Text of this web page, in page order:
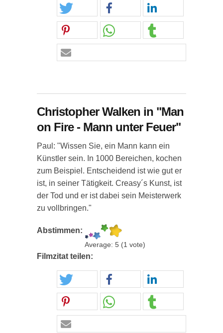
Christopher Walken in "Man
on Fire - Mann unter Feuer"
Paul: "Wissen Sie, ein Mann kann ein
Künstler sein. In 1000 Bereichen, kochen
zum Beispiel. Entscheidend ist wie gut er
ist, in seiner Tätigkeit. Creasy´s Kunst, ist
der Tod und er ist dabei sein Meisterwerk
zu vollbringen."
Abstimmen:
Average: 5 (1 vote)
Filmzitat teilen: